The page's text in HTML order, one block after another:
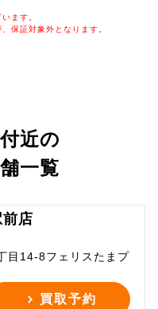
ます。
保証対象外となります。
近の
一覧
店
目14-8フェリスたまプ
買取予約